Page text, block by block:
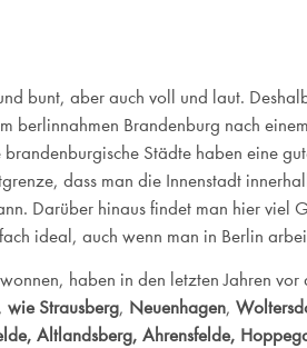
bunt, aber auch voll und laut.
berlinnahmen Brandenburg nach
brandenburgische Städte haben eine
dass man die Innenstadt
Darüber hinaus findet man hier viel
ideal, auch wenn man in Berlin
haben in den letzten Jahren
wie Strausberg, Neuenhagen,
Altlandsberg, Ahrensfelde,